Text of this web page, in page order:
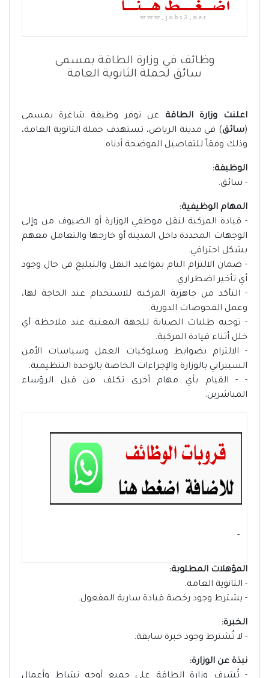
وظائف في وزارة الطاقة بمسمى
سائق لحملة الثانوية العامة
اعلنت وزارة الطاقة عن توفر وظيفة شاغرة بمسمى
(سائق) في مدينة الرياض، تستهدف حملة الثانوية العامة،
وذلك وفقاً للتفاصيل الموضحة أدناه.
الوظيفة:
- سائق.
المهام الوظيفية:
- قيادة المركبة لنقل موظفي الوزارة أو الضيوف من وإلى
الوجهات المحددة داخل المدينة أو خارجها والتعامل معهم
بشكل احترافي.
- ضمان الالتزام التام بمواعيد النقل والتبليغ في حال وجود
أي تأخير اضطراري.
- التأكد من جاهزية المركبة للاستخدام عند الحاجة لها،
وعمل الفحوصات الدورية.
- توجيه طلبات الصيانة للجهة المعنية عند ملاحظة أي
خلل أثناء قيادة المركبة.
- الالتزام بضوابط وسلوكيات العمل وسياسات الأمن
السيبراني بالوزارة والإجراءات الخاصة بالوحدة التنظيمية.
- - القيام بأي مهام أخرى تكلف من قبل الرؤساء
المباشرين.
- ‏
المؤهلات المطلوبة:
- الثانوية العامة.
- يشترط وجود رخصة قيادة سارية المفعول.
الخبرة:
- لا تُشترط وجود خبرة سابقة.
نبذة عن الوزارة: